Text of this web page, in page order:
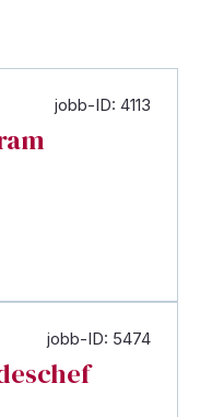
jobb-ID: 4113
jobb-ID: 5474